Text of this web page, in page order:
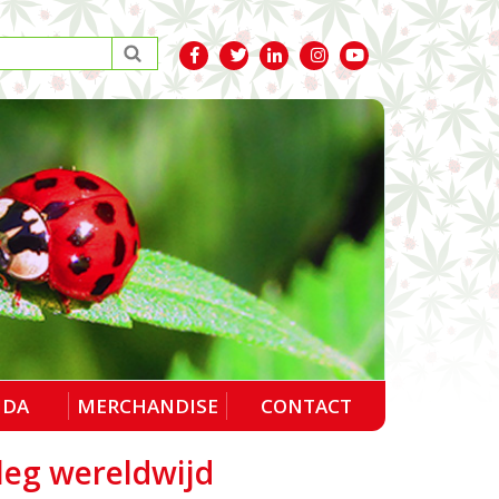
MERCHANDISE CONTACT
wereldwijd